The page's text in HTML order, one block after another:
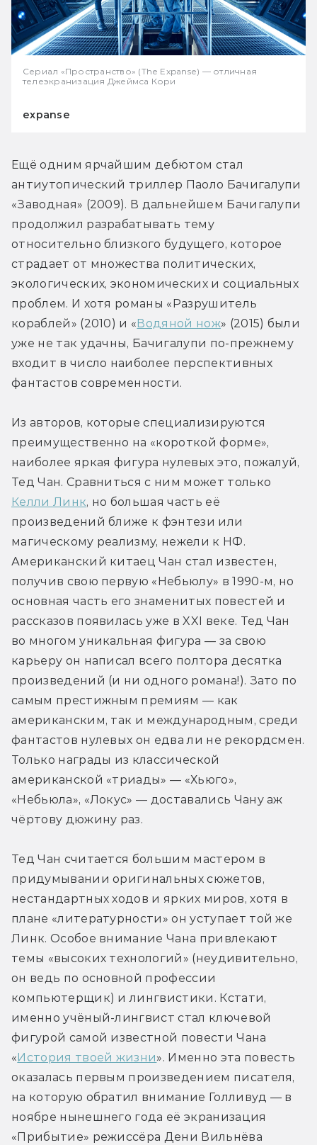
Сериал «Пространство» (The Expanse) — отличная
телеэкранизация Джеймса Кори
expanse
Ещё одним ярчайшим дебютом стал
антиутопический триллер Паоло Бачигалупи
«Заводная» (2009). В дальнейшем Бачигалупи
продолжил разрабатывать тему
относительно близкого будущего, которое
страдает от множества политических,
экологических, экономических и социальных
проблем. И хотя романы «Разрушитель
кораблей» (2010) и «Водяной нож» (2015) были
уже не так удачны, Бачигалупи по-прежнему
входит в число наиболее перспективных
фантастов современности.
Из авторов, которые специализируются
преимущественно на «короткой форме»,
наиболее яркая фигура нулевых это, пожалуй,
Келли Линк, но большая часть её
произведений ближе к фэнтези или
магическому реализму, нежели к НФ.
Американский китаец Чан стал известен,
получив свою первую «Небьюлу» в 1990-м, но
основная часть его знаменитых повестей и
рассказов появилась уже в XXI веке. Тед Чан
во многом уникальная фигура — за свою
карьеру он написал всего полтора десятка
произведений (и ни одного романа!). Зато по
самым престижным премиям — как
американским, так и международным, среди
фантастов нулевых он едва ли не рекордсмен.
Только награды из классической
американской «триады» — «Хьюго»,
«Небьюла», «Локус» — доставались Чану аж
чёртову дюжину раз.
Тед Чан считается большим мастером в
придумывании оригинальных сюжетов,
нестандартных ходов и ярких миров, хотя в
плане «литературности» он уступает той же
Линк. Особое внимание Чана привлекают
темы «высоких технологий» (неудивительно,
он ведь по основной профессии
компьютерщик) и лингвистики. Кстати,
именно учёный-лингвист стал ключевой
фигурой самой известной повести Чана
«История твоей жизни». Именно эта повесть
оказалась первым произведением писателя,
на которую обратил внимание Голливуд — в
ноябре нынешнего года её экранизация
«Прибытие» режиссёра Дени Вильнёва